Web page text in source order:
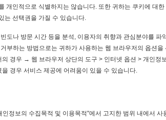
개인적으로 식별하지는 않습니다. 또한 귀하는 쿠키에 대
는 선택권을 가질 수 있습니다.
도나 방문 시간 등을 분석, 이용자의 취향과 관심분야를
부하는 방법으로는 귀하가 사용하는 웹 브라우저의 옵션
경우 → 웹 브라우저 상단의 도구 > 인터넷 옵션 > 개인정
경우 서비스 제공에 어려움이 있을 수 있습니다.
정보의 수집목적 및 이용목적"에서 고지한 범위 내에서